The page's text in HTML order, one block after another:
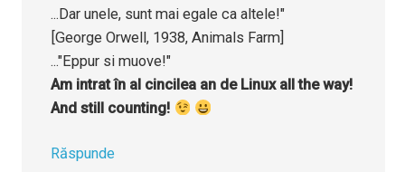
...Dar unele, sunt mai egale ca altele!"
[George Orwell, 1938, Animals Farm]
..."Eppur si muove!"
Am intrat în al cincilea an de Linux all the way!
And still counting!
Răspunde